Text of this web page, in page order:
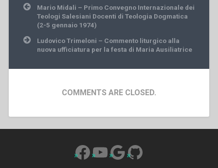
Post
navigation
Mario Midali – Primo Convegno Internazionale dei
Teologi Salesiani Docenti di Teologia Dogmatica
(2-5 gennaio 1974)
Ludovico Trimeloni – Commento liturgico alla
nuova ufficiatura per la festa di Maria Ausiliatrice
COMMENTS ARE CLOSED.
Facebook
YouTube
Google
GitHub